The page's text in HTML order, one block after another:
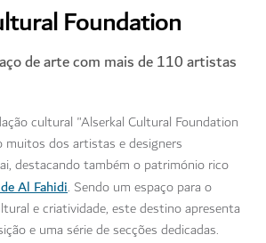
Foundation
de arte com mais de 110 artistas
cultural "Alserkal Cultural Foundation
dos artistas e designers
destacando também o património rico
Al Fahidi. Sendo um espaço para o
e criatividade, este destino apresenta
e uma série de secções dedicadas.